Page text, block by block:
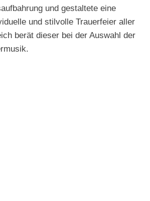
und gestaltete eine
und stilvolle Trauerfeier aller
berät dieser bei der Auswahl der